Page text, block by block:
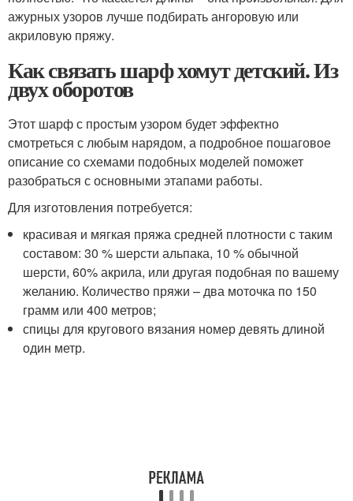
ажурных узоров лучше подбирать ангоровую или
акриловую пряжу.
Как связать шарф хомут детский. Из
двух оборотов
Этот шарф с простым узором будет эффектно
смотреться с любым нарядом, а подробное пошаговое
описание со схемами подобных моделей поможет
разобраться с основными этапами работы.
Для изготовления потребуется:
красивая и мягкая пряжа средней плотности с таким
составом: 30 % шерсти альпака, 10 % обычной
шерсти, 60% акрила, или другая подобная по вашему
желанию. Количество пряжи – два моточка по 150
грамм или 400 метров;
спицы для кругового вязания номер девять длиной
один метр.